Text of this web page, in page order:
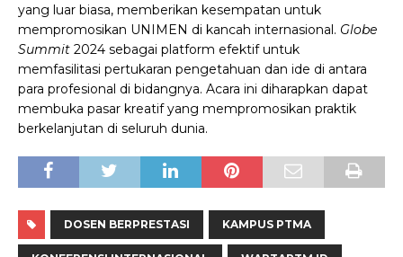
yang luar biasa, memberikan kesempatan untuk
mempromosikan UNIMEN di kancah internasional. Globe
Summit 2024 sebagai platform efektif untuk
memfasilitasi pertukaran pengetahuan dan ide di antara
para profesional di bidangnya. Acara ini diharapkan dapat
membuka pasar kreatif yang mempromosikan praktik
berkelanjutan di seluruh dunia.
DOSEN BERPRESTASI KAMPUS PTMA